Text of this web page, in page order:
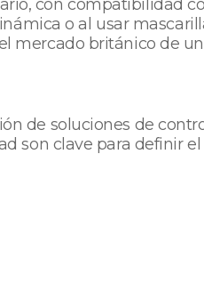
con compatibilidad
o al usar
mercado británico de
de soluciones de
son clave para definir